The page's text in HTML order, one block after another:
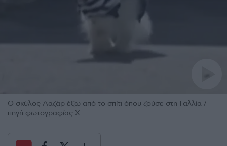
Ο σκύλος Λαζάρ έξω από το σπίτι όπου ζούσε στη Γαλλία /
πηγή φωτογραφίας Χ